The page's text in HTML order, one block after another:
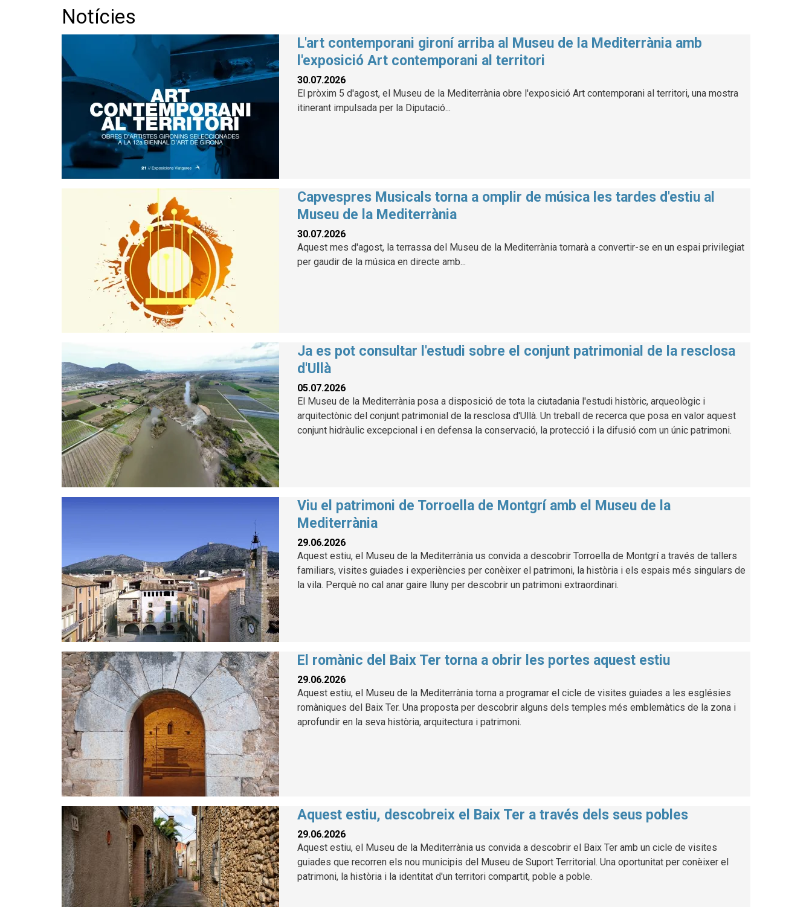
Notícies
L'art contemporani gironí arriba al Museu de la Mediterrània amb
l'exposició Art contemporani al territori
30.07.2026
El pròxim 5 d'agost, el Museu de la Mediterrània obre l'exposició Art contemporani al territori, una mostra
itinerant impulsada per la Diputació...
Capvespres Musicals torna a omplir de música les tardes d'estiu al
Museu de la Mediterrània
30.07.2026
Aquest mes d'agost, la terrassa del Museu de la Mediterrània tornarà a convertir-se en un espai privilegiat
per gaudir de la música en directe amb...
Ja es pot consultar l'estudi sobre el conjunt patrimonial de la resclosa
d'Ullà
05.07.2026
El Museu de la Mediterrània posa a disposició de tota la ciutadania l'estudi històric, arqueològic i
arquitectònic del conjunt patrimonial de la resclosa d'Ullà. Un treball de recerca que posa en valor aquest
conjunt hidràulic excepcional i en defensa la conservació, la protecció i la difusió com un únic patrimoni.
Viu el patrimoni de Torroella de Montgrí amb el Museu de la
Mediterrània
29.06.2026
Aquest estiu, el Museu de la Mediterrània us convida a descobrir Torroella de Montgrí a través de tallers
familiars, visites guiades i experiències per conèixer el patrimoni, la història i els espais més singulars de
la vila. Perquè no cal anar gaire lluny per descobrir un patrimoni extraordinari.
El romànic del Baix Ter torna a obrir les portes aquest estiu
29.06.2026
Aquest estiu, el Museu de la Mediterrània torna a programar el cicle de visites guiades a les esglésies
romàniques del Baix Ter. Una proposta per descobrir alguns dels temples més emblemàtics de la zona i
aprofundir en la seva història, arquitectura i patrimoni.
Aquest estiu, descobreix el Baix Ter a través dels seus pobles
29.06.2026
Aquest estiu, el Museu de la Mediterrània us convida a descobrir el Baix Ter amb un cicle de visites
guiades que recorren els nou municipis del Museu de Suport Territorial. Una oportunitat per conèixer el
patrimoni, la història i la identitat d'un territori compartit, poble a poble.